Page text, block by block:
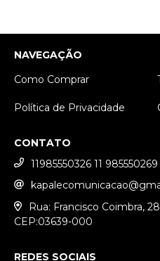
NAVEGAÇÃO
Como Comprar
Política de Privacidade
CONTATO
11985550326 11 985550269
Rua: Francisco Coimbra,
CEP:03639-000
REDES SOCIAIS